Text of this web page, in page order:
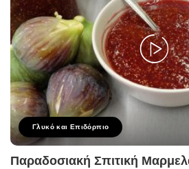
Γλυκό και Επιδόρπιο
Παραδοσιακή Σπιτική